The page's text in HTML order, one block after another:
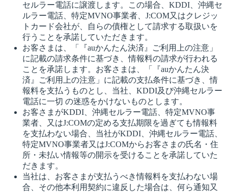
セルラー電話に譲渡します。この場合、KDDI、沖縄セ
ルラー電話、特定MVNO事業者、J:COM又はクレジッ
トカード会社が、自らの債権として請求する取扱いを
行うことを承諾していただきます。
お客さまは、「『auかんたん決済』ご利用上の注意」
に記載の請求条件に基づき、情報料の請求が行われる
ことを承諾します。お客さまは、「『auかんたん決
済』ご利用上の注意」に記載の支払条件に基づき、情
報料を支払うものとし、当社、KDDI及び沖縄セルラー
電話に一切 の迷惑をかけないものとします。
お客さまがKDDI、沖縄セルラー電話、特定MVNO事
業者、又はJ:COMの定める支払期限を過ぎても情報料
を支払わない場合、当社がKDDI、沖縄セルラー電話、
特定MVNO事業者又はJ:COMからお客さまの氏名・住
所・未払い情報等の開示を受けることを承諾していた
だきます。
当社は、お客さまが支払うべき情報料を支払わない場
合、その他本利用契約に違反した場合は、何ら通知又